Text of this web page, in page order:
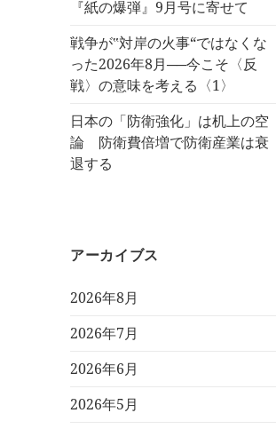
『紙の爆弾』9月号に寄せて
戦争が‟対岸の火事“ではなくな
った2026年8月──今こそ〈反
戦〉の意味を考える〈1〉
日本の「防衛強化」は机上の空
論 防衛費倍増で防衛産業は衰
退する
アーカイブス
2026年8月
2026年7月
2026年6月
2026年5月